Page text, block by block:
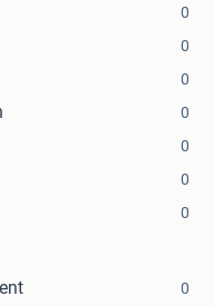
0
0
0
0
0
0
0
0